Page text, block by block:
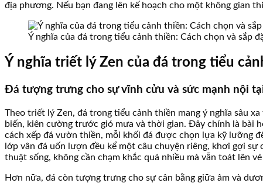
địa phương. Nếu bạn đang lên kế hoạch cho một không gian
Ý nghĩa của đá trong tiểu cảnh thiền: Cách chọn và sắp
Ý nghĩa triết lý Zen của đá trong tiểu
Đá tượng trưng cho sự vĩnh cửu và sức mạnh nội
Theo triết lý Zen, đá trong tiểu cảnh thiền mang ý nghĩa sâu
biến, kiên cường trước gió mưa và thời gian. Đây chính là bài
cách xếp đá vườn thiền, mỗi khối đá được chọn lựa kỹ lưỡng
lớp vân đá uốn lượn đều kể một câu chuyện riêng, khơi gợi
thuật sống, không cần chạm khắc quá nhiều mà vẫn toát lên
Hơn nữa, đá còn tượng trưng cho sự cân bằng giữa âm và